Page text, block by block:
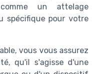
un attelage
spécifique pour votre
vous vous assurez
qu'il s'agisse d'une